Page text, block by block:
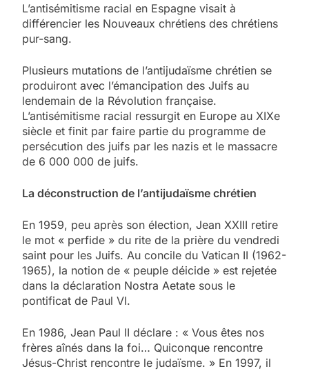
L’antisémitisme racial en Espagne visait à
différencier les Nouveaux chrétiens des chrétiens
pur-sang.
Plusieurs mutations de l’antijudaïsme chrétien se
produiront avec l’émancipation des Juifs au
lendemain de la Révolution française.
L’antisémitisme racial ressurgit en Europe au XIXe
siècle et finit par faire partie du programme de
persécution des juifs par les nazis et le massacre
de 6 000 000 de juifs.
La déconstruction de l’antijudaïsme chrétien
En 1959, peu après son élection, Jean XXIII retire
le mot « perfide » du rite de la prière du vendredi
saint pour les Juifs. Au concile du Vatican II (1962-
1965), la notion de « peuple déicide » est rejetée
dans la déclaration Nostra Aetate sous le
pontificat de Paul VI.
En 1986, Jean Paul II déclare : « Vous êtes nos
frères aînés dans la foi… Quiconque rencontre
Jésus-Christ rencontre le judaïsme. » En 1997, il